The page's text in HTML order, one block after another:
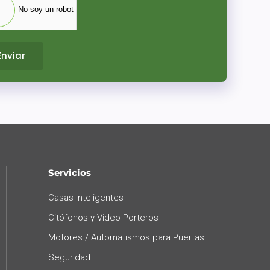
No soy un robot
Servicios
Casas Inteligentes
Citófonos y Video Porteros
Motores / Automatismos para Puertas
Seguridad